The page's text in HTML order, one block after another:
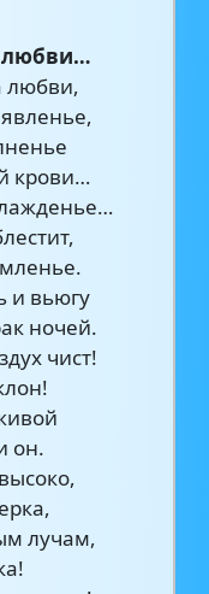
любви…
любви,
крови…
и вьюгу
ночей.
чист!
он.
лучам,